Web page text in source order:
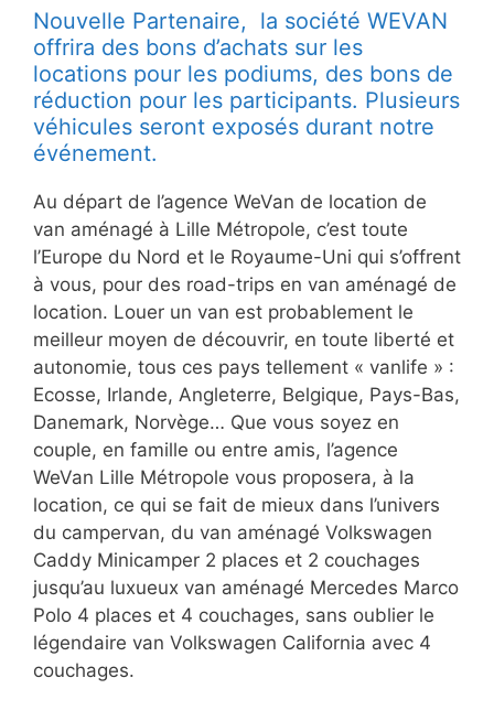
Nouvelle Partenaire, la société WEVAN
offrira des bons d’achats sur les
locations pour les podiums, des bons de
réduction pour les participants. Plusieurs
véhicules seront exposés durant notre
événement.
Au départ de l’agence WeVan de location de
van aménagé à Lille Métropole, c’est toute
l’Europe du Nord et le Royaume-Uni qui s’offrent
à vous, pour des road-trips en van aménagé de
location. Louer un van est probablement le
meilleur moyen de découvrir, en toute liberté et
autonomie, tous ces pays tellement « vanlife » :
Ecosse, Irlande, Angleterre, Belgique, Pays-Bas,
Danemark, Norvège… Que vous soyez en
couple, en famille ou entre amis, l’agence
WeVan Lille Métropole vous proposera, à la
location, ce qui se fait de mieux dans l’univers
du campervan, du van aménagé Volkswagen
Caddy Minicamper 2 places et 2 couchages
jusqu’au luxueux van aménagé Mercedes Marco
Polo 4 places et 4 couchages, sans oublier le
légendaire van Volkswagen California avec 4
couchages.